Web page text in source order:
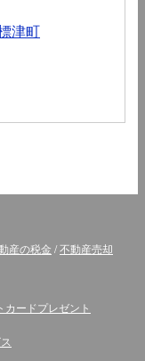
津町
産の税金 /不動産売却
カードプレゼント